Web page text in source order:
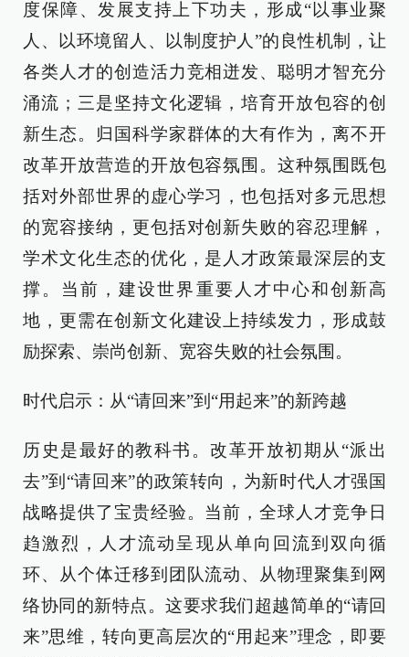
度保障、发展支持上下功夫，形成“以事业聚
人、以环境留人、以制度护人”的良性机制，让
各类人才的创造活力竞相迸发、聪明才智充分
涌流；三是坚持文化逻辑，培育开放包容的创
新生态。归国科学家群体的大有作为，离不开
改革开放营造的开放包容氛围。这种氛围既包
括对外部世界的虚心学习，也包括对多元思想
的宽容接纳，更包括对创新失败的容忍理解，
学术文化生态的优化，是人才政策最深层的支
撑。当前，建设世界重要人才中心和创新高
地，更需在创新文化建设上持续发力，形成鼓
励探索、崇尚创新、宽容失败的社会氛围。
时代启示：从“请回来”到“用起来”的新跨越
历史是最好的教科书。改革开放初期从“派出
去”到“请回来”的政策转向，为新时代人才强国
战略提供了宝贵经验。当前，全球人才竞争日
趋激烈，人才流动呈现从单向回流到双向循
环、从个体迁移到团队流动、从物理聚集到网
络协同的新特点。这要求我们超越简单的“请回
来”思维，转向更高层次的“用起来”理念，即要